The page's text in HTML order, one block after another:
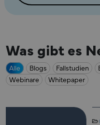
Was gibt es
Alle Blogs Fallstudien
Webinare
Whitepaper